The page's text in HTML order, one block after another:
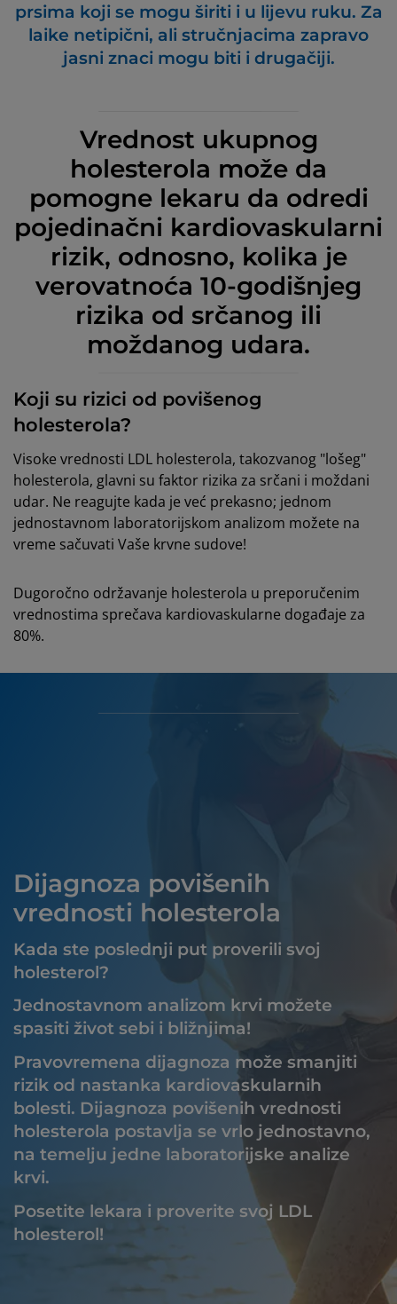
prsima koji se mogu širiti i u lijevu ruku. Za
laike netipični, ali stručnjacima zapravo
jasni znaci mogu biti i drugačiji.
Vrednost ukupnog
holesterola može da
pomogne lekaru da odredi
pojedinačni kardiovaskularni
rizik, odnosno, kolika je
verovatnoća 10-godišnjeg
rizika od srčanog ili
moždanog udara.
Koji su rizici od povišenog
holesterola?
Visoke vrednosti LDL holesterola, takozvanog "lošeg"
holesterola, glavni su faktor rizika za srčani i moždani
udar. Ne reagujte kada je već prekasno; jednom
jednostavnom laboratorijskom analizom možete na
vreme sačuvati Vaše krvne sudove!
Dugoročno održavanje holesterola u preporučenim
vrednostima sprečava kardiovaskularne događaje za
80%.
Dijagnoza povišenih
vrednosti holesterola
Kada ste poslednji put proverili svoj
holesterol?
Jednostavnom analizom krvi možete
spasiti život sebi i bližnjima!
Pravovremena dijagnoza može smanjiti
rizik od nastanka kardiovaskularnih
bolesti. Dijagnoza povišenih vrednosti
holesterola postavlja se vrlo jednostavno,
na temelju jedne laboratorijske analize
krvi.
Posetite lekara i proverite svoj LDL
holesterol!